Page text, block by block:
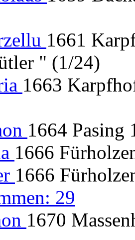
1661
" (1/24)
1663
1664 Pasing
1666
1666
29
1670